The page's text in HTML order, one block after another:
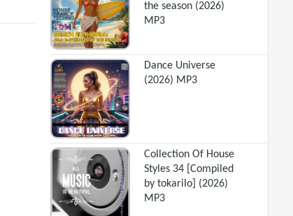
the season (2026)
MP3
Dance Universe
(2026) MP3
Collection Of House
Styles 34 [Compiled
by tokarilo] (2026)
MP3